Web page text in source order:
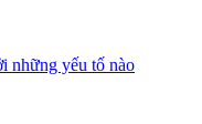
những yếu tố nào